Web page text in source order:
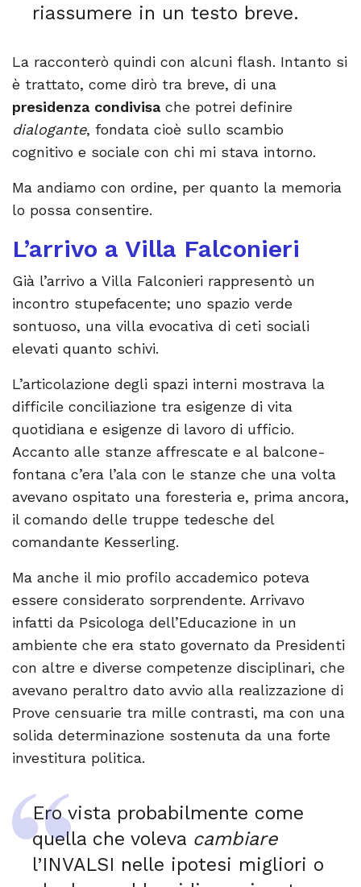
riassumere in un testo breve.
La racconterò quindi con alcuni flash. Intanto si
è trattato, come dirò tra breve, di una
presidenza condivisache potrei definire
dialogante, fondata cioè sullo scambio
cognitivo e sociale con chi mi stava intorno.
Ma andiamo con ordine, per quanto la memoria
lo possa consentire.
L’arrivo a Villa Falconieri
Già l’arrivo a Villa Falconieri rappresentò un
incontro stupefacente; uno spazio verde
sontuoso, una villa evocativa di ceti sociali
elevati quanto schivi.
L’articolazione degli spazi interni mostrava la
difficile conciliazione tra esigenze di vita
quotidiana e esigenze di lavoro di ufficio.
Accanto alle stanze affrescate e al balcone-
fontana c’era l’ala con le stanze che una volta
avevano ospitato una foresteria e, prima ancora,
il comando delle truppe tedesche del
comandante Kesserling.
Ma anche il mio profilo accademico poteva
essere considerato sorprendente. Arrivavo
infatti da Psicologa dell’Educazione in un
ambiente che era stato governato da Presidenti
con altre e diverse competenze disciplinari, che
avevano peraltro dato avvio alla realizzazione di
Prove censuarie tra mille contrasti, ma con una
solida determinazione sostenuta da una forte
investitura politica.
Ero vista probabilmente come
quella che voleva cambiare
l’INVALSI nelle ipotesi migliori o